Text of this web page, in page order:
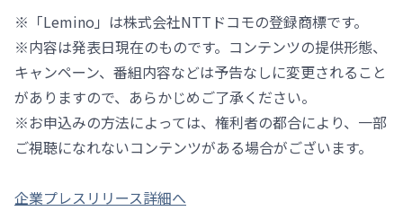
※「Lemino」は株式会社NTTドコモの登録商標です。
※内容は発表日現在のものです。コンテンツの提供形態、
キャンペーン、番組内容などは予告なしに変更されること
がありますので、あらかじめご了承ください。
※お申込みの方法によっては、権利者の都合により、一部
ご視聴になれないコンテンツがある場合がございます。
企業プレスリリース詳細へ